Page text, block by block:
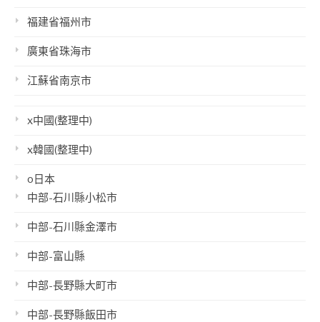
福建省福州市
廣東省珠海市
江蘇省南京市
x中國(整理中)
x韓國(整理中)
o日本
中部-石川縣小松市
中部-石川縣金澤市
中部-富山縣
中部-長野縣大町市
中部-長野縣飯田市